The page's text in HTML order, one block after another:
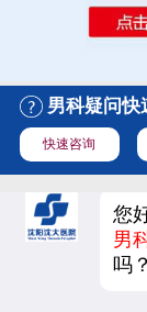
男科疑问快
快速咨询
您
男
吗？